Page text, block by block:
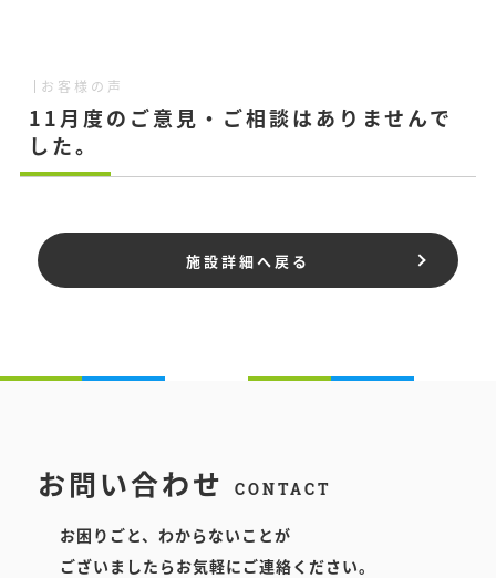
お客様の声
11月度のご意見・ご相談はありませんで
した。
施設詳細へ戻る
お問い合わせ CONTACT
お困りごと、わからないことが
ございましたらお気軽にご連絡ください。